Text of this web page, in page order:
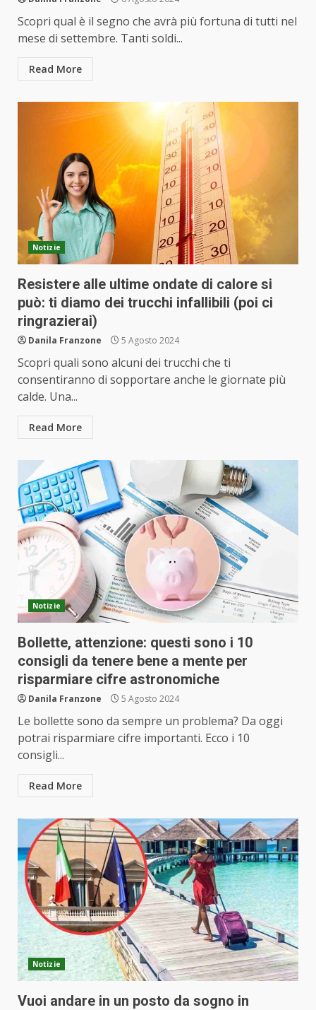
Scopri qual è il segno che avrà più fortuna di tutti nel
mese di settembre. Tanti soldi...
Read More
Notizie
Resistere alle ultime ondate di calore si
può: ti diamo dei trucchi infallibili (poi ci
ringrazierai)
Danila Franzone 5 Agosto 2024
Scopri quali sono alcuni dei trucchi che ti
consentiranno di sopportare anche le giornate più
calde. Una...
Read More
Notizie
Bollette, attenzione: questi sono i 10
consigli da tenere bene a mente per
risparmiare cifre astronomiche
Danila Franzone 5 Agosto 2024
Le bollette sono da sempre un problema? Da oggi
potrai risparmiare cifre importanti. Ecco i 10
consigli...
Read More
Notizie
Vuoi andare in un posto da sogno in